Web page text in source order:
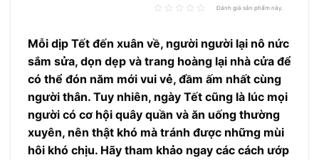
Đánh giá sản phẩm này.
Mỗi dịp Tết đến xuân về, người người lại nô nức
sắm sửa, dọn dẹp và trang hoàng lại nhà cửa để
có thể đón năm mới vui vẻ, đầm ấm nhất cùng
người thân. Tuy nhiên, ngày Tết cũng là lúc mọi
người có cơ hội quây quần và ăn uống thường
xuyên, nên thật khó mà tránh được những mùi
hôi khó chịu. Hãy tham khảo ngay các cách ướp